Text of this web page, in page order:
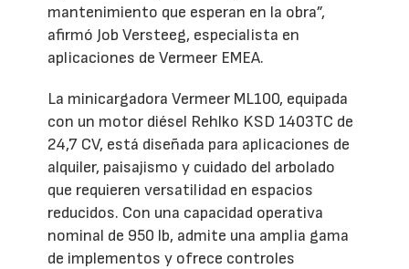
mantenimiento que esperan en la obra”,
afirmó Job Versteeg, especialista en
aplicaciones de Vermeer EMEA.
La minicargadora Vermeer ML100, equipada
con un motor diésel Rehlko KSD 1403TC de
24,7 CV, está diseñada para aplicaciones de
alquiler, paisajismo y cuidado del arbolado
que requieren versatilidad en espacios
reducidos. Con una capacidad operativa
nominal de 950 lb, admite una amplia gama
de implementos y ofrece controles